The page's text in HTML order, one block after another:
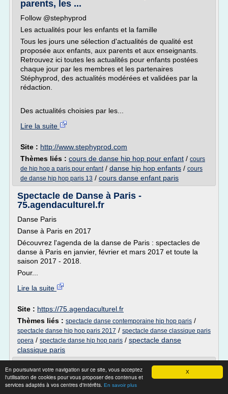
X
En poursuivant votre navigation sur ce site, vous acceptez
l'utilisation de cookies pour vous proposer des contenus et
services adaptés à vos centres d'intérêts. En savoir plus
parents, les ...
Follow @stephyprod
Les actualités pour les enfants et la famille
Tous les jours une sélection d'actualités de qualité est
proposée aux enfants, aux parents et aux enseignants.
Retrouvez ici toutes les actualités pour enfants postées
chaque jour par les membres et les partenaires
Stéphyprod, des actualités modérées et validées par la
rédaction.
Des actualités choisies par les...
Lire la suite
Site : http://www.stephyprod.com
Thèmes liés : cours de danse hip hop pour enfant / cours
de hip hop a paris pour enfant/ danse hip hop enfants / cours
de danse hip hop paris 13 / cours danse enfant paris
Spectacle de Danse à Paris -
75.agendaculturel.fr
Danse Paris
Danse à Paris en 2017
Découvrez l'agenda de la danse de Paris : spectacles de
danse à Paris en janvier, février et mars 2017 et toute la
saison 2017 - 2018.
Pour...
Lire la suite
Site : https://75.agendaculturel.fr
Thèmes liés : spectacle danse contemporaine hip hop paris /
spectacle danse hip hop paris 2017 / spectacle danse classique paris
opera / spectacle danse hip hop paris / spectacle danse
classique paris
Chorenergie | Ecole de danse
LE PETIT MOT DU MOMENT: